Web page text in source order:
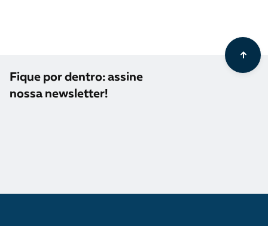
Fique por dentro: assine
nossa newsletter!